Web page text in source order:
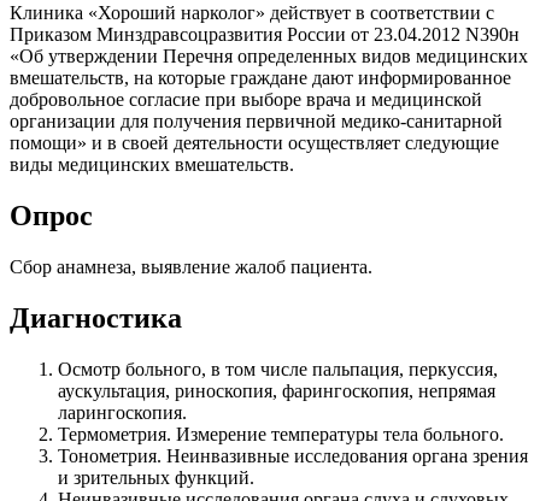
Клиника «Хороший нарколог» действует в соответствии с
Приказом Минздравсоцразвития России от 23.04.2012 N390н
«Об утверждении Перечня определенных видов медицинских
вмешательств, на которые граждане дают информированное
добровольное согласие при выборе врача и медицинской
организации для получения первичной медико-санитарной
помощи» и в своей деятельности осуществляет следующие
виды медицинских вмешательств.
Опрос
Сбор анамнеза, выявление жалоб пациента.
Диагностика
Осмотр больного, в том числе пальпация, перкуссия,
аускультация, риноскопия, фарингоскопия, непрямая
ларингоскопия.
Термометрия. Измерение температуры тела больного.
Тонометрия. Неинвазивные исследования органа зрения
и зрительных функций.